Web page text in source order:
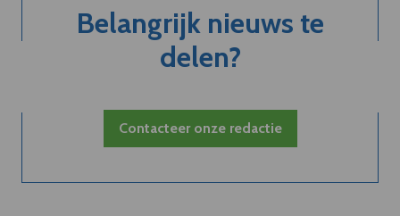
Belangrijk nieuws te
delen?
Contacteer onze redactie